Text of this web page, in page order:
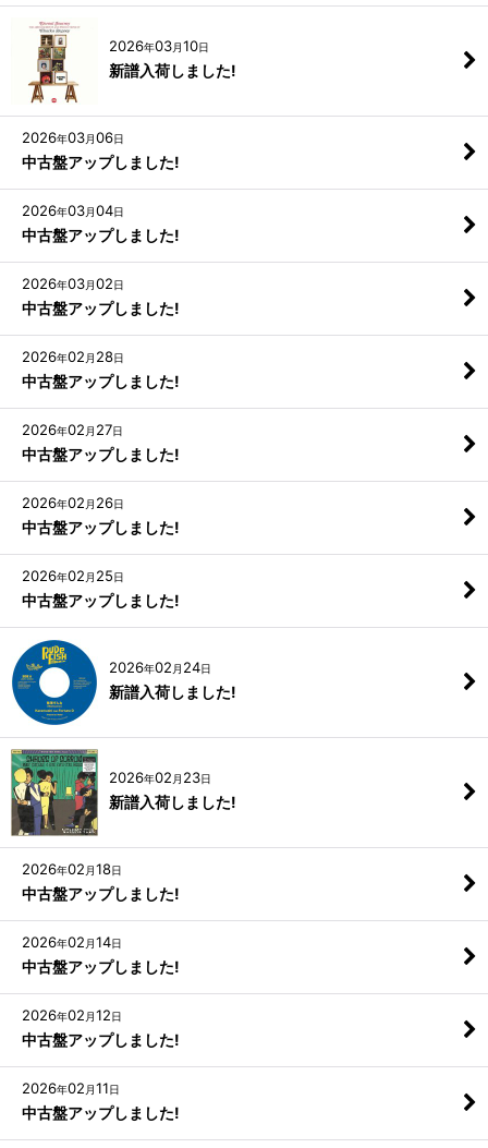
2026年03月10日
新譜入荷しました!
2026年03月06日
中古盤アップしました!
2026年03月04日
中古盤アップしました!
2026年03月02日
中古盤アップしました!
2026年02 月 28日
中古盤アップしました!
2026年02 月 27日
中古盤アップしました!
2026年02 月 26日
中古盤アップしました!
2026年02 月 25日
中古盤アップしました!
2026年02 月 24日
新譜入荷しました!
2026年02 月 23日
新譜入荷しました!
2026年02 月18日
中古盤アップしました!
2026年02 月14日
中古盤アップしました!
2026年02 月12日
中古盤アップしました!
2026年02 月11日
中古盤アップしました!